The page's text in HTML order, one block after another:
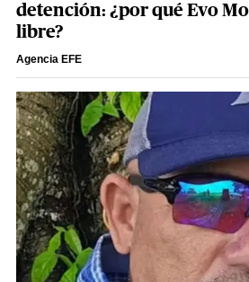
detención: ¿por qué Evo
libre?
Agencia EFE